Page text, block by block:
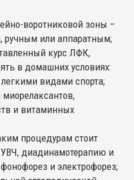
воротниковой зоны –
или аппаратным;
курс ЛФК,
в домашних условиях:
видами спорта;
и витаминных
процедурам стоит
УВЧ, диадинамотерапию и
и электрофорез;